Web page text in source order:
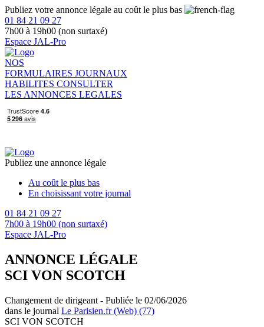
Publiez votre annonce légale au coût le plus bas
01 84 21 09 27
7h00 à 19h00 (non surtaxé)
Espace JAL-Pro
NOS
FORMULAIRES JOURNAUX
HABILITES CONSULTER
LES ANNONCES LEGALES
Publiez une annonce légale
Au coût le plus bas
En choisissant votre journal
01 84 21 09 27
7h00 à 19h00 (non surtaxé)
Espace JAL-Pro
ANNONCE LÉGALE
SCI VON SCOTCH
Changement de dirigeant - Publiée le 02/06/2026
dans le journal Le Parisien.fr (Web) (77)
SCI VON SCOTCH